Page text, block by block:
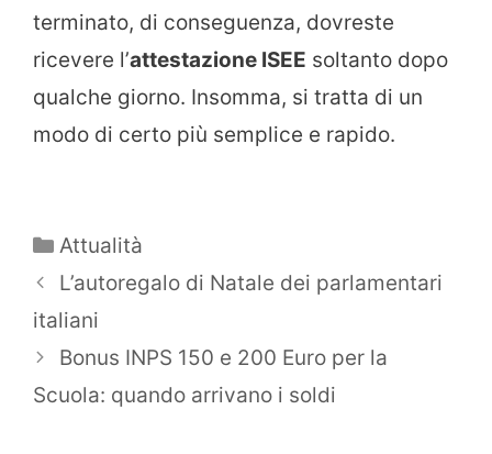
terminato, di conseguenza, dovreste
ricevere l’attestazione ISEE soltanto dopo
qualche giorno. Insomma, si tratta di un
modo di certo più semplice e rapido.
Categorie
Attualità
L’autoregalo di Natale dei parlamentari
italiani
Bonus INPS 150 e 200 Euro per la
Scuola: quando arrivano i soldi